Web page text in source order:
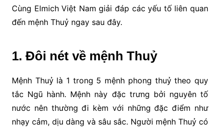
Cùng Elmich Việt Nam giải đáp các yếu tố liên quan
đến mệnh Thuỷ ngay sau đây.
1. Đôi nét về mệnh Thuỷ
Mệnh Thuỷ là 1 trong 5 mệnh phong thuỷ theo quy
tắc Ngũ hành. Mệnh này đặc trưng bởi nguyên tố
nước nên thường đi kèm với những đặc điểm như
nhạy cảm, dịu dàng và sâu sắc. Người mệnh Thuỷ có